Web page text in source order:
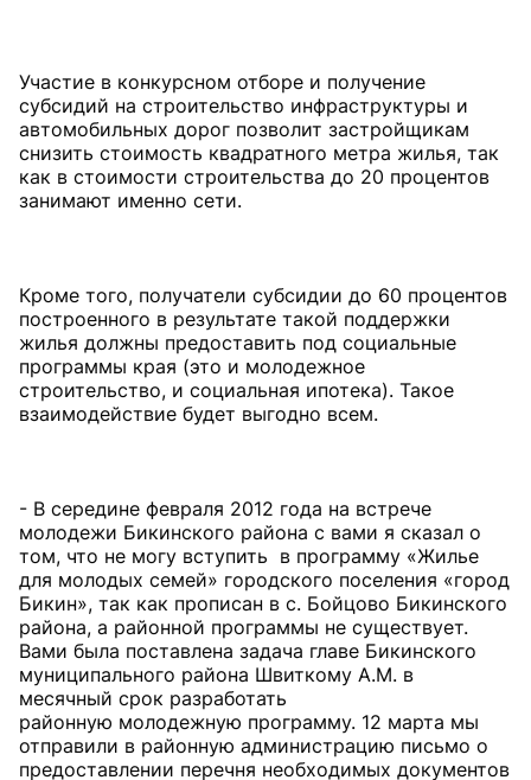
Участие в конкурсном отборе и получение
субсидий на строительство инфраструктуры и
автомобильных дорог позволит застройщикам
снизить стоимость квадратного метра жилья, так
как в стоимости строительства до 20 процентов
занимают именно сети.
Кроме того, получатели субсидии до 60 процентов
построенного в результате такой поддержки
жилья должны предоставить под социальные
программы края (это и молодежное
строительство, и социальная ипотека). Такое
взаимодействие будет выгодно всем.
- В середине февраля 2012 года на встрече
молодежи Бикинского района с вами я сказал о
том, что не могу вступить в программу «Жилье
для молодых семей» городского поселения «город
Бикин», так как прописан в с. Бойцово Бикинского
района, а районной программы не существует.
Вами была поставлена задача главе Бикинского
муниципального района Швиткому А.М. в
месячный срок разработать
районную молодежную программу. 12 марта мы
отправили в районную администрацию письмо о
предоставлении перечня необходимых документов